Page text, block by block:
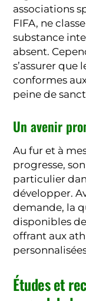
associations
FIFA, ne
substance
absent.
s’assurer que
conformes
peine de
Un avenir
Au fur et à
progresse,
particulier
développer.
demande, la
disponibles
offrant aux
Études et